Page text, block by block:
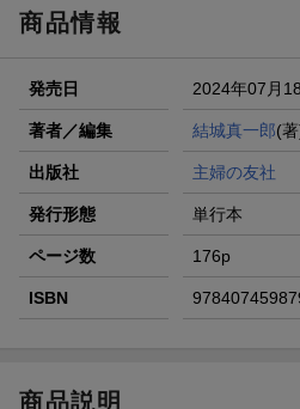
商品情報
発売日 2024年07月
著者／編集 結城真一郎(
出版社 主婦の友社
発行形態 単行本
ページ数 176p
ISBN
商品説明